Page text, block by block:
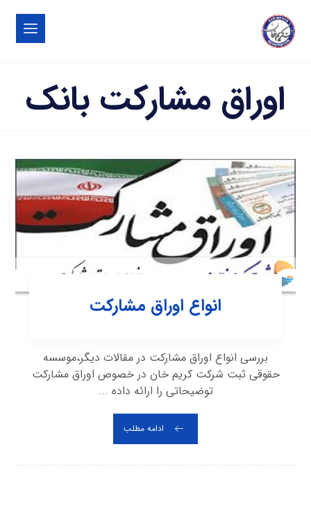
اوراق مشارکت بانک
انواع اوراق مشارکت
بررسی انواع اوراق مشارکت در مقالات دیگر،موسسه
حقوقی ثبت شرکت کریم خان در خصوص اوراق مشارکت
توضیحاتی را ارائه داده ...
ادامه مطلب